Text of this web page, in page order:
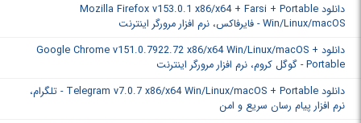
دانلود Mozilla Firefox v153.0.1 x86/x64 + Farsi + Portable
Win/Linux/macOS - فایرفاکس، نرم افزار مرورگر اینترنت
دانلود Google Chrome v151.0.7922.72 x86/x64 Win/Linux/macOS +
Portable - گوگل کروم، نرم افزار مرورگر اینترنت
دانلود Telegram v7.0.7 x86/x64 Win/Linux/macOS + Portable - تلگرام،
نرم افزار پیام رسان سریع و امن